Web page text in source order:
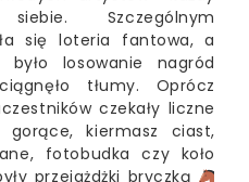
Szczególnym
się loteria fantowa, a
losowanie nagród
tłumy. Oprócz
czekały liczne
kiermasz ciast,
fotobudka czy koło
przejażdżki bryczką